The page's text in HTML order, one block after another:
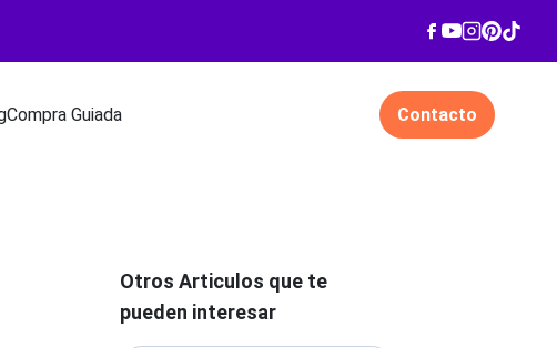
Compra Guiada Contacto
Otros Articulos que te
pueden interesar